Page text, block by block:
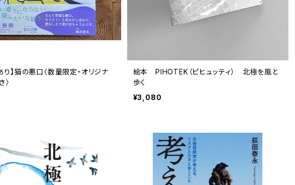
り】猫の悪口〈数量限定・オリジナ
〉
絵本 PIHOTEK（ピヒュッティ） 北極を風と
歩く
¥3,080